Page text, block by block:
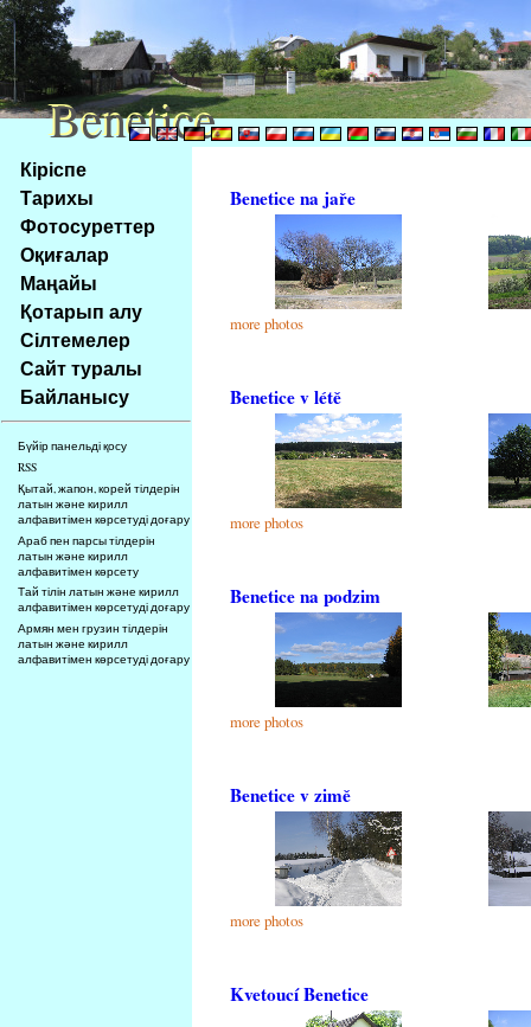
Na
obsah
stránky
Klávesové
zkratky
tomto
webu
základní
Hlavní
strana
Кіріспе
Тарихы
Фотосуреттер
Оқиғалар
Маңайы
Қотарып алу
Сілтемелер
Сайт туралы
Байланысу
Бүйір панельді қосу
RSS
Қытай, жапон, корей тілдерін
латын және кирилл
алфавитімен көрсетуді доғару
Араб пен парсы тілдерін
латын және кирилл
алфавитімен көрсету
Тай тілін латын және кирилл
алфавитімен көрсетуді доғару
Армян мен грузин тілдерін
латын және кирилл
алфавитімен көрсетуді доғару
Benetice na jaře
more photos
Benetice v létě
more photos
Benetice na podzim
more photos
Benetice v zimě
more photos
Kvetoucí Benetice
Benetice
Benetice